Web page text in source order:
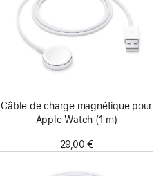
Câble de charge magnétique pour
Apple Watch (1 m)
29,00 €